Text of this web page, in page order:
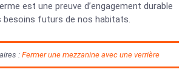
est une preuve d’engagement durable
besoins futurs de nos habitats.
: Fermer une mezzanine avec une verrière